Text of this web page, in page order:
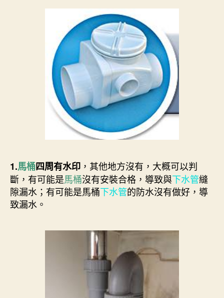
1.馬桶四周有水印 ，其他地方沒有，大概可以判
斷，有可能是馬桶沒有安裝合格，導致與下水管縫
隙漏水；有可能是馬桶下水管的防水沒有做好，導
致漏水。